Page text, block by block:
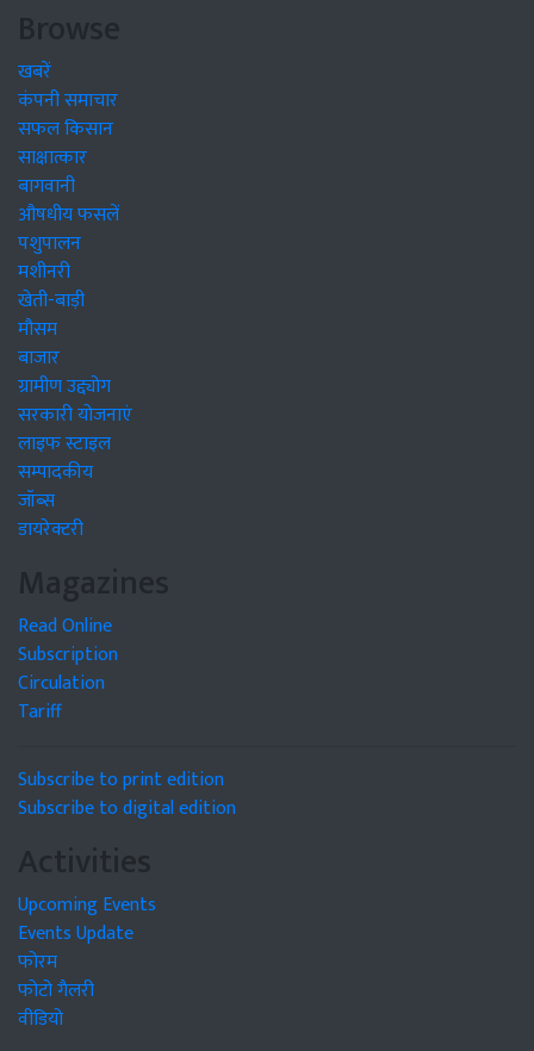
Browse
खबरें
कंपनी समाचार
सफल किसान
साक्षात्कार
बागवानी
औषधीय फसलें
पशुपालन
मशीनरी
खेती-बाड़ी
मौसम
बाजार
ग्रामीण उद्द्योग
सरकारी योजनाएं
लाइफ स्टाइल
सम्पादकीय
जॉब्स
डायरेक्टरी
Magazines
Read Online
Subscription
Circulation
Tariff
Subscribe to print edition
Subscribe to digital edition
Activities
Upcoming Events
Events Update
फोरम
फोटो गैलरी
वीडियो